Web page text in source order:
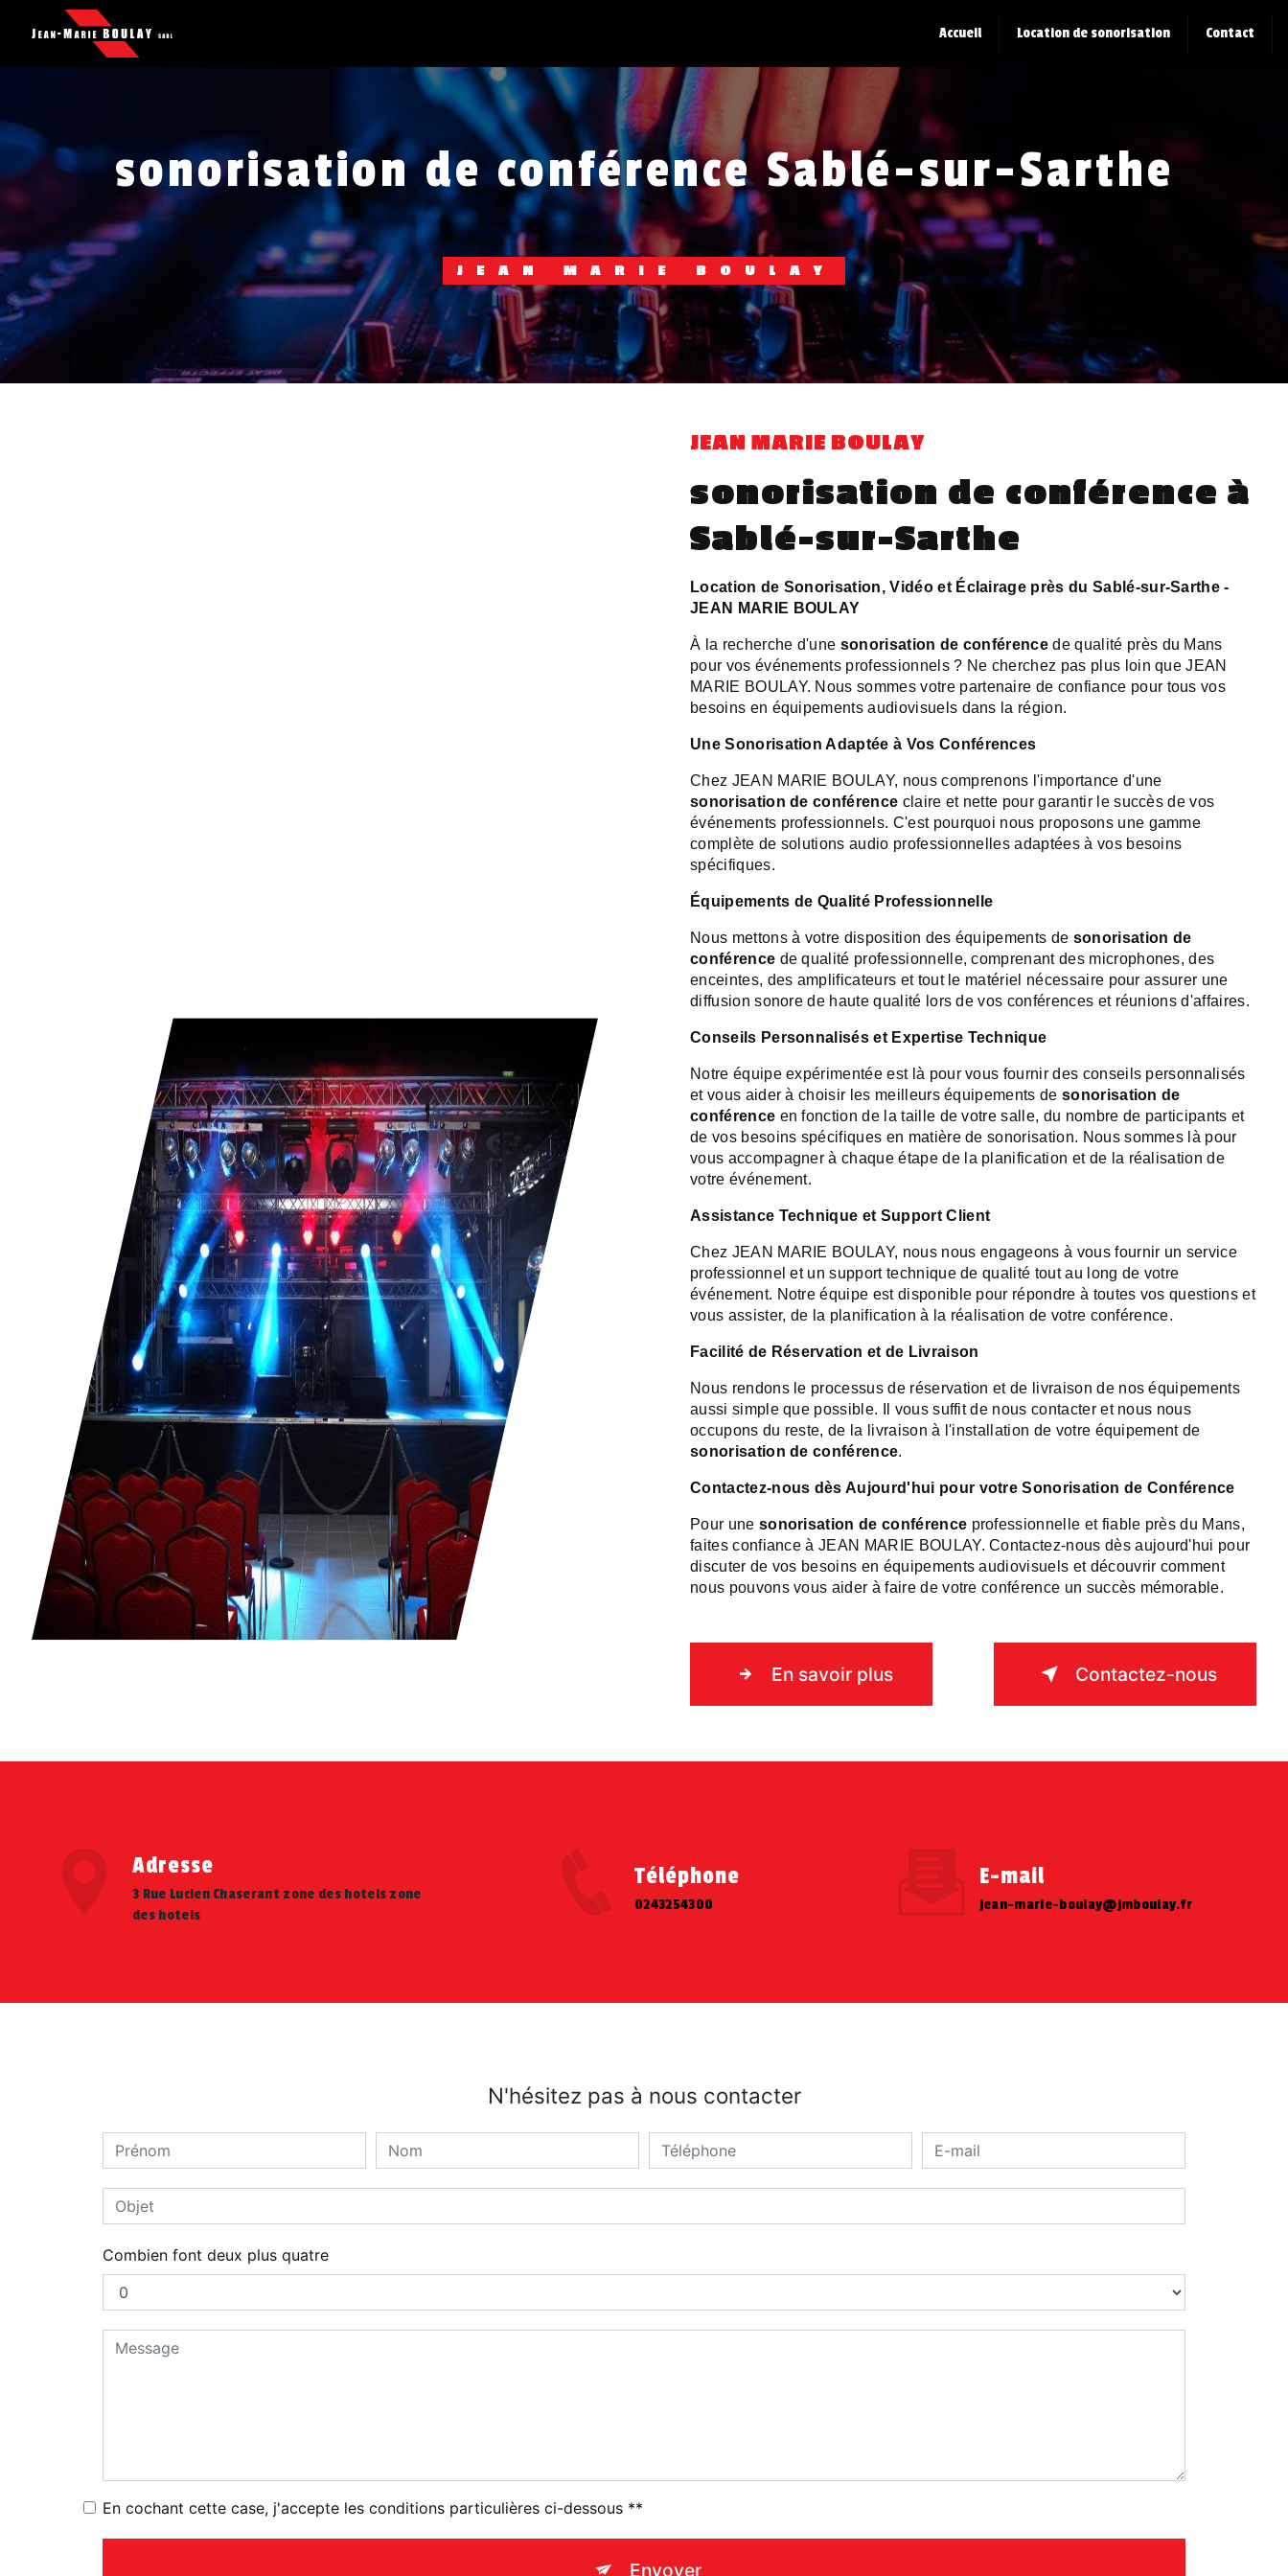
Accueil Location de sonorisation Contact
sonorisation de conférence Sablé-sur-Sarthe
JEAN MARIE BOULAY
JEAN MARIE BOULAY
sonorisation de conférence à
Sablé-sur-Sarthe
Location de Sonorisation, Vidéo et Éclairage près du Sablé-sur-Sarthe -
JEAN MARIE BOULAY
À la recherche d'une sonorisation de conférence de qualité près du Mans
pour vos événements professionnels ? Ne cherchez pas plus loin que JEAN
MARIE BOULAY. Nous sommes votre partenaire de confiance pour tous vos
besoins en équipements audiovisuels dans la région.
Une Sonorisation Adaptée à Vos Conférences
Chez JEAN MARIE BOULAY, nous comprenons l'importance d'une
sonorisation de conférence claire et nette pour garantir le succès de vos
événements professionnels. C'est pourquoi nous proposons une gamme
complète de solutions audio professionnelles adaptées à vos besoins
spécifiques.
Équipements de Qualité Professionnelle
Nous mettons à votre disposition des équipements de sonorisation de
conférence de qualité professionnelle, comprenant des microphones, des
enceintes, des amplificateurs et tout le matériel nécessaire pour assurer une
diffusion sonore de haute qualité lors de vos conférences et réunions d'affaires.
Conseils Personnalisés et Expertise Technique
Notre équipe expérimentée est là pour vous fournir des conseils personnalisés
et vous aider à choisir les meilleurs équipements de sonorisation de
conférence en fonction de la taille de votre salle, du nombre de participants et
de vos besoins spécifiques en matière de sonorisation. Nous sommes là pour
vous accompagner à chaque étape de la planification et de la réalisation de
votre événement.
Assistance Technique et Support Client
Chez JEAN MARIE BOULAY, nous nous engageons à vous fournir un service
professionnel et un support technique de qualité tout au long de votre
événement. Notre équipe est disponible pour répondre à toutes vos questions et
vous assister, de la planification à la réalisation de votre conférence.
Facilité de Réservation et de Livraison
Nous rendons le processus de réservation et de livraison de nos équipements
aussi simple que possible. Il vous suffit de nous contacter et nous nous
occupons du reste, de la livraison à l'installation de votre équipement de
sonorisation de conférence.
Contactez-nous dès Aujourd'hui pour votre Sonorisation de Conférence
Pour une sonorisation de conférence professionnelle et fiable près du Mans,
faites confiance à JEAN MARIE BOULAY. Contactez-nous dès aujourd'hui pour
discuter de vos besoins en équipements audiovisuels et découvrir comment
nous pouvons vous aider à faire de votre conférence un succès mémorable.
En savoir plus Contactez-nous
Adresse
3 Rue Lucien Chaserant zone des hotels zone
des hotels
Téléphone
0243254300
E-mail
jean-marie-boulay@jmboulay.fr
N'hésitez pas à nous contacter
Combien font deux plus quatre
En cochant cette case, j'accepte les conditions particulières ci-dessous **
Envoyer
Panneau de gestion des cookies